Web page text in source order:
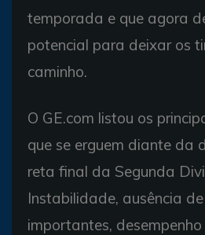
temporada e que agora
potencial para deixar os
caminho.
O GE.com listou os
que se erguem diante da
reta final da Segunda
Instabilidade, ausência
importantes,